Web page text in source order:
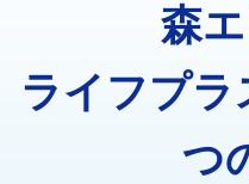
コンクリート斫り（厚さ10
モルタル補修（厚さ10㎝ま
止水・漏水調査・防水処理
止水・漏水調査・防水処理
森
ライフプ
つ